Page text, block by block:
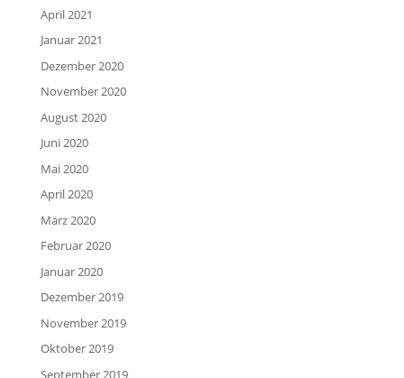
April 2021
Januar 2021
Dezember 2020
November 2020
August 2020
Juni 2020
Mai 2020
April 2020
März 2020
Februar 2020
Januar 2020
Dezember 2019
November 2019
Oktober 2019
September 2019